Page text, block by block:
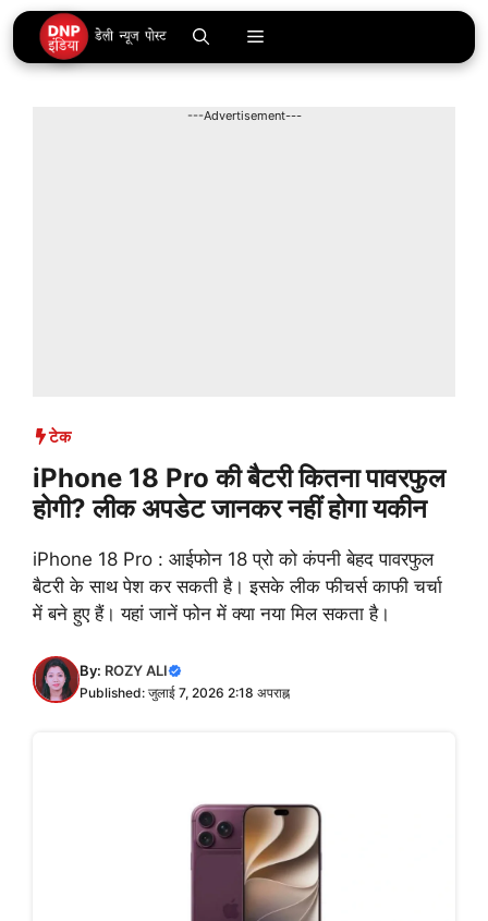
Skip
to
content
Menu
---Advertisement---
टेक
iPhone 18 Pro की बैटरी कितना पावरफुल
होगी? लीक अपडेट जानकर नहीं होगा यकीन
iPhone 18 Pro : आईफोन 18 प्रो को कंपनी बेहद पावरफुल
बैटरी के साथ पेश कर सकती है। इसके लीक फीचर्स काफी चर्चा
में बने हुए हैं। यहां जानें फोन में क्या नया मिल सकता है।
By: ROZY ALI
Published: जुलाई 7, 2026 2:18 अपराह्न